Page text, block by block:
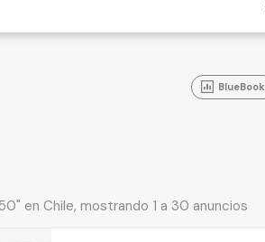
BlueBook
en Chile, mostrando 1 a 30 anuncios